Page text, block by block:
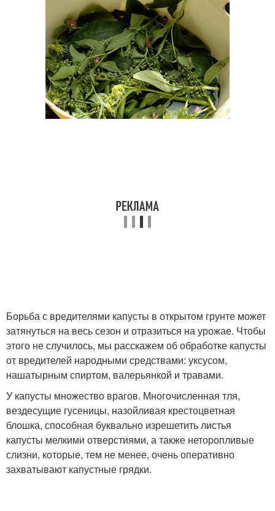
Борьба с вредителями капусты в открытом грунте может
затянуться на весь сезон и отразиться на урожае. Чтобы
этого не случилось, мы расскажем об обработке капусты
от вредителей народными средствами: уксусом,
нашатырным спиртом, валерьянкой и травами.
У капусты множество врагов. Многочисленная тля,
вездесущие гусеницы, назойливая крестоцветная
блошка, способная буквально изрешетить листья
капусты мелкими отверстиями, а также неторопливые
слизни, которые, тем не менее, очень оперативно
захватывают капустные грядки.